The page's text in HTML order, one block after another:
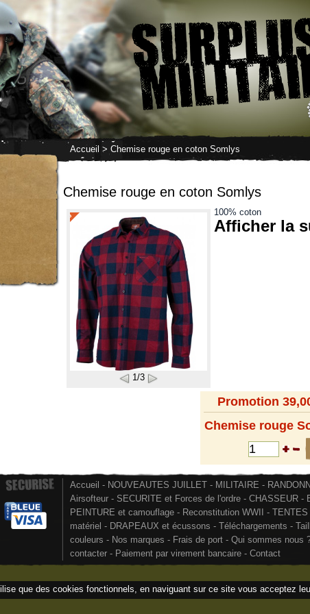
Accueil > Chemise rouge en coton Somlys
Chemise rouge en coton Somlys
1/3
100% coton
Afficher la
Promotion
Chemise rouge
Accueil - NOUVEAUTES JUILLET - MILITAIRE -
Airsofteur - SECURITE et Forces de l'ordre - CHASSEUR -
PEINTURE et camouflage - Reconstitution WWII - TENTES
matériel - DRAPEAUX et écussons - Téléchargements -
couleurs - Nos marques - Frais de port - Qui sommes nous
contacter - Paiement par virement bancaire - Contact
que des cookies fonctionnels, en naviguant sur ce site vous acceptez